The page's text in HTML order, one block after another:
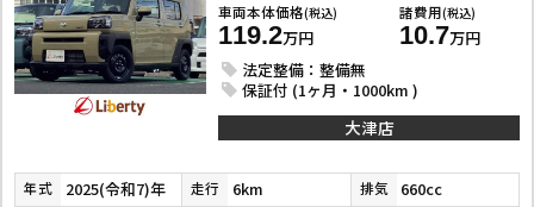
車両本体価格(税込)
119.2万円
諸費用(税込)
10.7万円
法定整備：整備無
保証付 (1ヶ月・1000km )
大津店
年式 2025(令和7)年 走行 6km 排気 660cc